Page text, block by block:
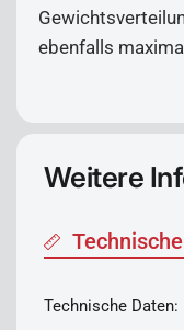
ebenfalls
Weitere
Technische Daten: